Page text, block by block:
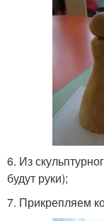
6. Из
будут руки);
7. Прикрепляем